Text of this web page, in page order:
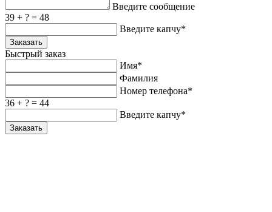
Введите сообщение
39 + ? = 48
Введите капчу*
Заказать
Быстрый заказ
Имя*
Фамилия
Номер телефона*
36 + ? = 44
Введите капчу*